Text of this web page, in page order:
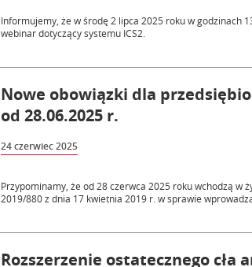
Informujemy, że w środę 2 lipca 2025 roku w godzinach
webinar dotyczący systemu ICS2.
Nowe obowiązki dla
od 28.06.2025 r.
24 czerwiec 2025
Przypominamy, że od 28 czerwca 2025 roku wchodzą w
2019/880 z dnia 17 kwietnia 2019 r. w sprawie
Rozszerzenie ostatecznego